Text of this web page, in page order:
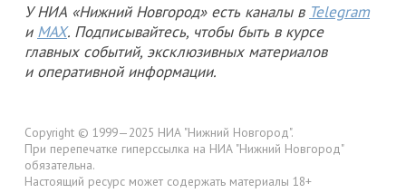
У НИА «Нижний Новгород» есть каналы в Telegram
и MAX. Подписывайтесь, чтобы быть в курсе
главных событий, эксклюзивных материалов
и оперативной информации.
Copyright © 1999—2025 НИА "Нижний Новгород".
При перепечатке гиперссылка на НИА "Нижний Новгород"
обязательна.
Настоящий ресурс может содержать материалы 18+